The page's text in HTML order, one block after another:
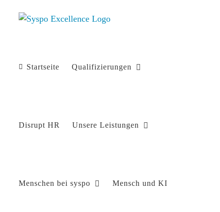
Inhalt
Startseite Qualifizierungen
Disrupt HR Unsere Leistungen
Menschen bei syspo Mensch und KI